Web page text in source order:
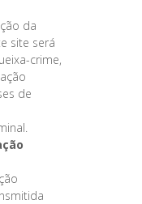
da
site será
crime,
de